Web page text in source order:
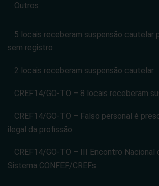
Outros
5 locais receberam suspensão cautelar
sem registro
2 locais receberam suspensão cautelar
CREF14/GO-TO – 8 locais receberam
CREF14/GO-TO – Falso personal é
ilegal da profissão
CREF14/GO-TO – III Encontro Nacional
Sistema CONFEF/CREFs